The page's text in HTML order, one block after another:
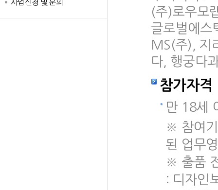
사업신청 및 문의
(주)로우모
글로
MS(주), 지
다, 행궁다
참가자격
만 18세
※ 참여
된 업무
※ 출품
: 디자인